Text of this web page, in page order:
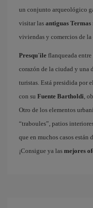
un conjunto arqueológico
visitar las antiguas Termas
viviendas y comercios de la
Presqu´ile flanqueada
corazón de la ciudad y una
turistas. Está presidida por el
con su Fuente Bartholdi,
Otro de los elementos
“traboules”, patios
que en muchos casos están
¡Consigue ya las mejores